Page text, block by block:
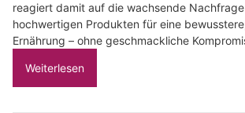
reagiert damit auf die wachsende
hochwertigen Produkten für eine
Ernährung – ohne geschmackliche
Weiterlesen